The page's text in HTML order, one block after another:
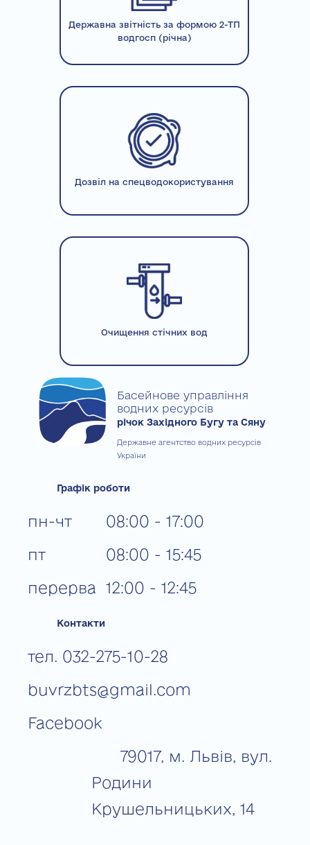
Державна звітність за формою 2-ТП
водгосп (річна)
Дозвіл на спецводокористування
Очищення стічних вод
Басейнове управління
водних ресурсів
річок Західного Бугу та Сяну
Державне агентство водних ресурсів
України
Графік роботи
пн-чт
пт
перерва
08:00 - 17:00
08:00 - 15:45
12:00 - 12:45
Контакти
тел. 032-275-10-28
buvrzbts@gmail.com
Facebook
79017, м. Львів, вул.
Родини
Крушельницьких, 14